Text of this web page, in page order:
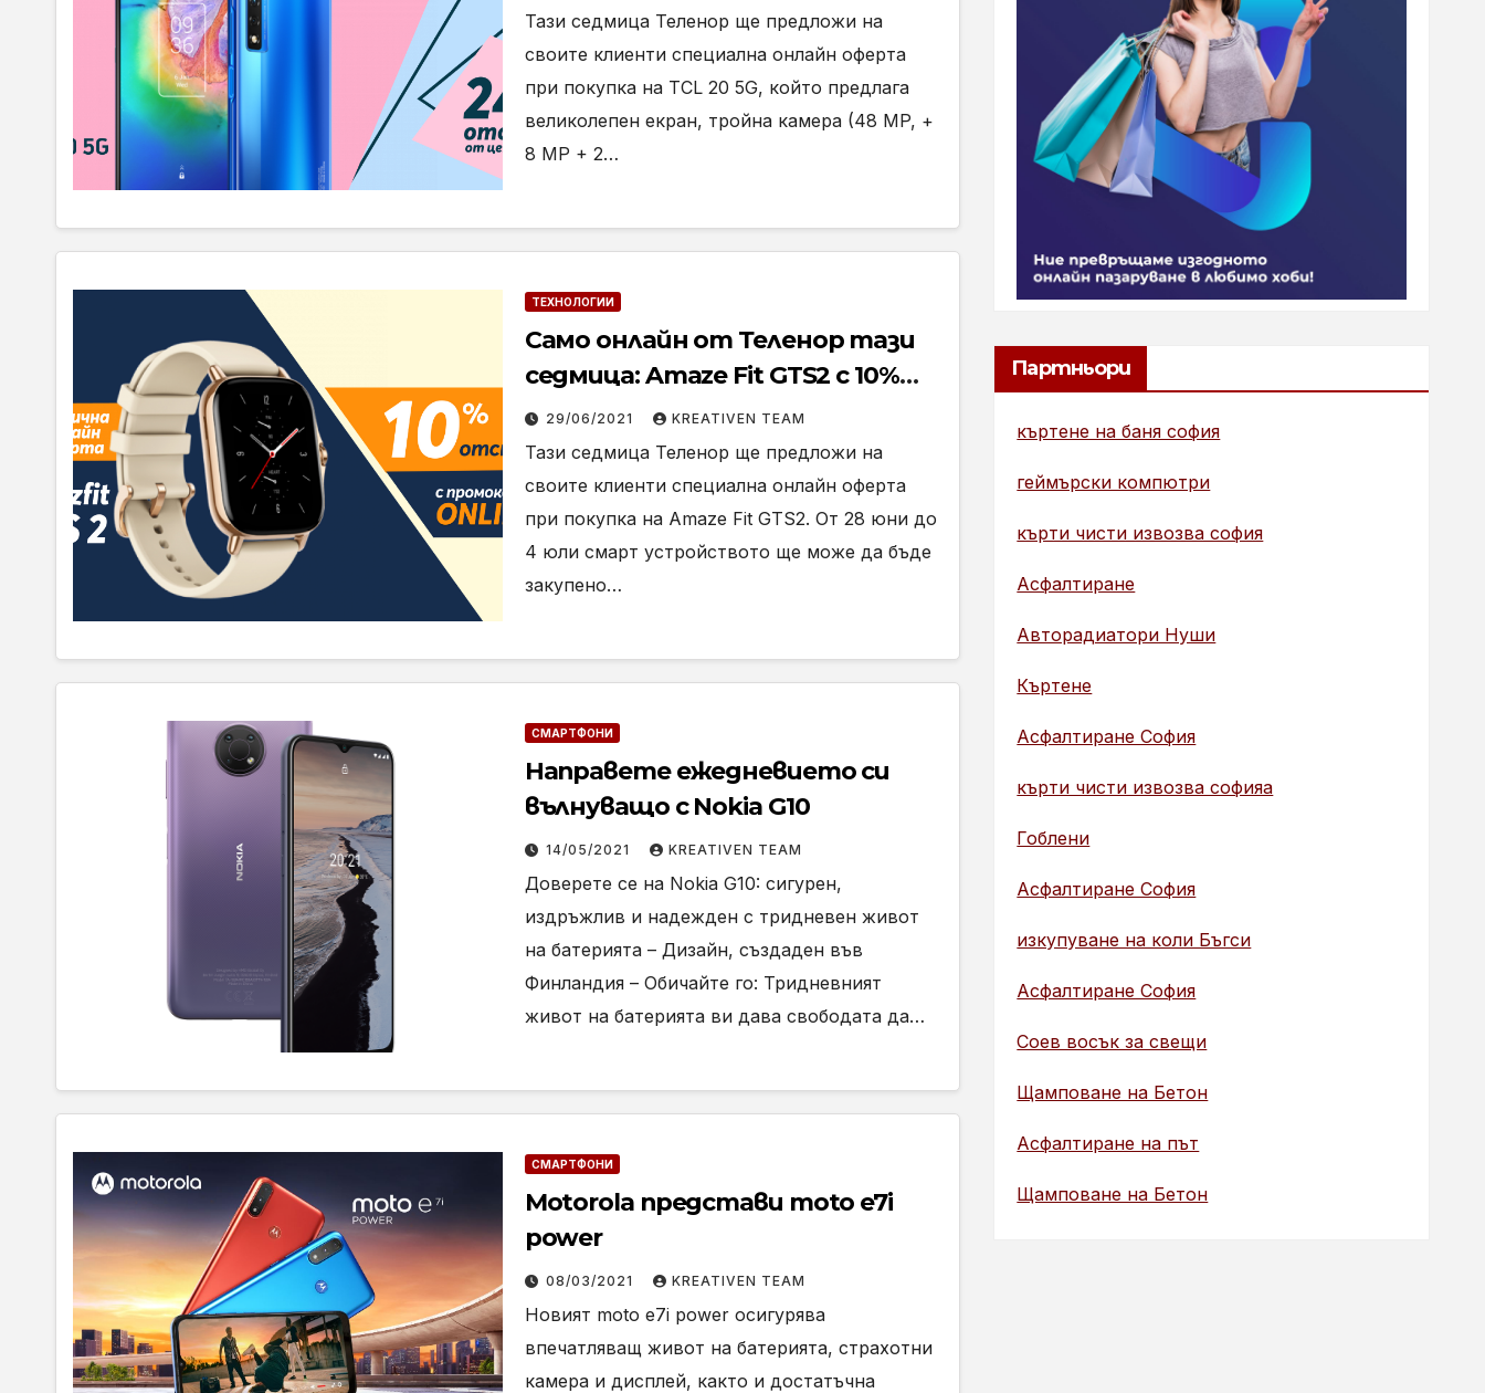
Тази седмица Теленор ще предложи на
своите клиенти специална онлайн оферта
при покупка на TCL 20 5G, който предлага
великолепен екран, тройна камера (48 MP, +
8 MP + 2…
ТЕХНОЛОГИИ
Само онлайн от Теленор тази
седмица: Amaze Fit GTS2 с 10%
отстъпка от цената в брой
29/06/2021 KREATIVEN TEAM
Тази седмица Теленор ще предложи на
своите клиенти специална онлайн оферта
при покупка на Amaze Fit GTS2. От 28 юни до
4 юли смарт устройството ще може да бъде
закупено…
СМАРТФОНИ
Направете ежедневието си
вълнуващо с Nokia G10
14/05/2021 KREATIVEN TEAM
Доверете се на Nokia G10: сигурен,
издръжлив и надежден с тридневен живот
на батерията – Дизайн, създаден във
Финландия – Обичайте го: Тридневният
живот на батерията ви дава свободата да…
СМАРТФОНИ
Motorola представи moto e7i
power
08/03/2021 KREATIVEN TEAM
Новият moto e7i power осигурява
впечатляващ живот на батерията, страхотни
камера и дисплей, както и достатъчна
Партньори
къртене на баня софия
геймърски компютри
кърти чисти извозва софия
Асфалтиране
Авторадиатори Нуши
Къртене
Асфалтиране София
кърти чисти извозва софияа
Гоблени
Асфалтиране София
изкупуване на коли Бъгси
Асфалтиране София
Соев восък за свещи
Щамповане на Бетон
Асфалтиране на път
Щамповане на Бетон